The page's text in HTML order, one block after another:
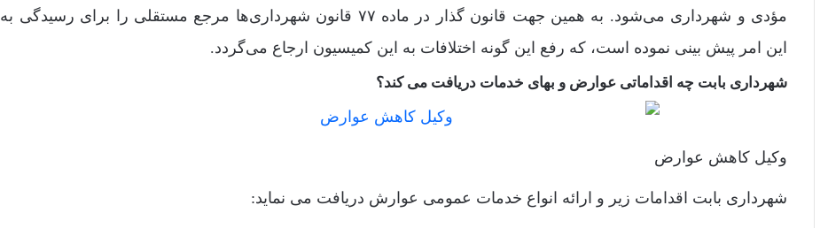
مؤدی و شهرداری می‌شود. به همین جهت قانون گذار در ماده ۷۷ قانون شهرداری‌ها مرجع مستقلی را برای رسیدگی به
این امر پیش بینی نموده است، که رفع این گونه اختلافات به این کمیسیون ارجاع می‌گردد.
شهرداری بابت چه اقداماتی عوارض و بهای خدمات دریافت می کند؟
وکیل کاهش عوارض
شهرداری بابت اقدامات زیر و ارائه انواع خدمات عمومی عوارش دریافت می نماید: